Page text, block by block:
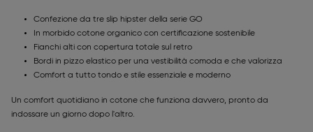
Confezione da tre slip hipster della serie GO
In morbido cotone organico con certificazione sostenibile
Fianchi alti con copertura totale sul retro
Bordi in pizzo elastico per una vestibilità comoda e che valorizza
Comfort a tutto tondo e stile essenziale e moderno
Un comfort quotidiano in cotone che funziona davvero, pronto da
indossare un giorno dopo l'altro.